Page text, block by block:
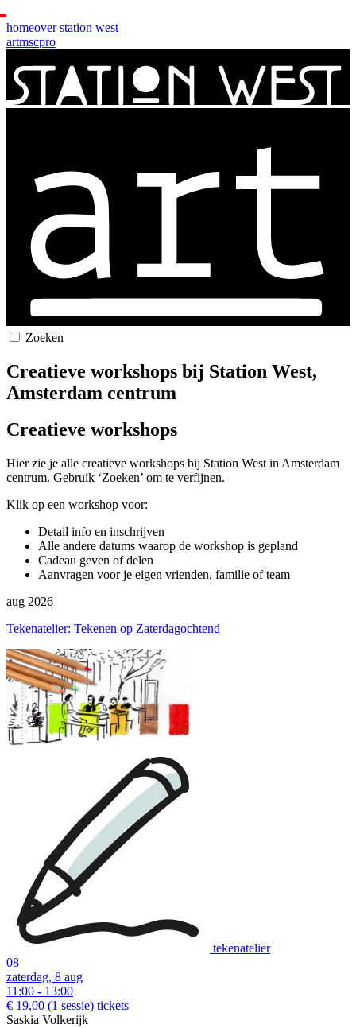
homeover station west
artmscpro
Zoeken
Creatieve workshops bij Station West,
Amsterdam centrum
Creatieve workshops
Hier zie je alle creatieve workshops bij Station West in Amsterdam
centrum. Gebruik ‘Zoeken’ om te verfijnen.
Klik op een workshop voor:
Detail info en inschrijven
Alle andere datums waarop de workshop is gepland
Cadeau geven of delen
Aanvragen voor je eigen vrienden, familie of team
aug 2026
Tekenatelier: Tekenen op Zaterdagochtend
tekenatelier
08
zaterdag, 8 aug
11:00 - 13:00
€ 19,00 (1 sessie) tickets
Saskia Volkerijk